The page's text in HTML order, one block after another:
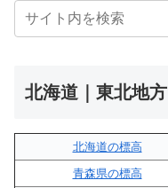
北海道｜東北地方
北海道の標高
青森県の標高